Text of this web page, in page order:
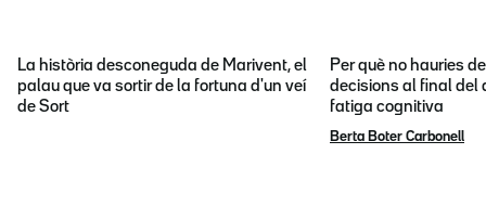
La història desconeguda de Marivent, el
palau que va sortir de la fortuna d'un veí
de Sort
Per què no hauries
decisions al final del
fatiga cognitiva
Berta Boter Carbonell